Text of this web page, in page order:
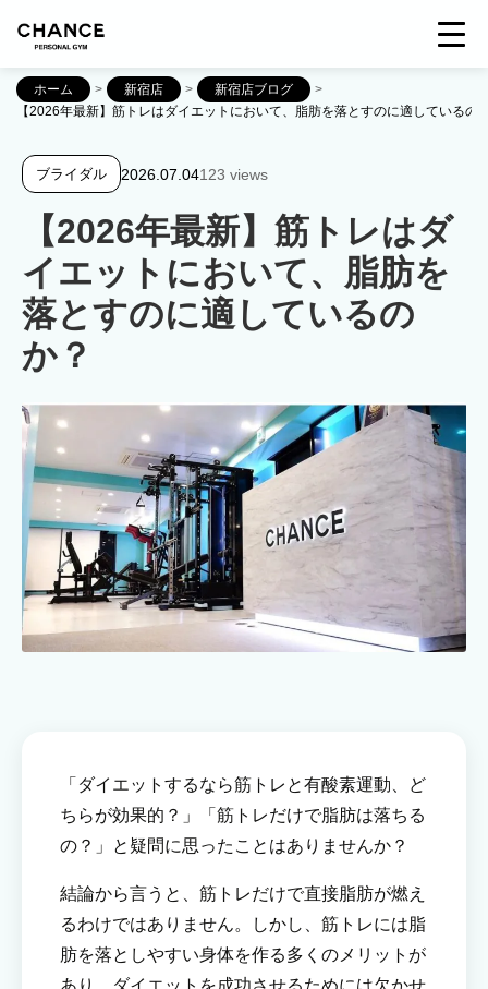
ホーム > 新宿店 > 新宿店ブログ
>
【2026年最新】筋トレはダイエットにおいて、脂肪を落とすのに適しているの
ブライダル 2026.07.04123 views
【2026年最新】筋トレはダ
イエットにおいて、脂肪を
落とすのに適しているの
か？
「ダイエットするなら筋トレと有酸素運動、ど
ちらが効果的？」「筋トレだけで脂肪は落ちる
の？」と疑問に思ったことはありませんか？
結論から言うと、筋トレだけで直接脂肪が燃え
るわけではありません。しかし、筋トレには脂
肪を落としやすい身体を作る多くのメリットが